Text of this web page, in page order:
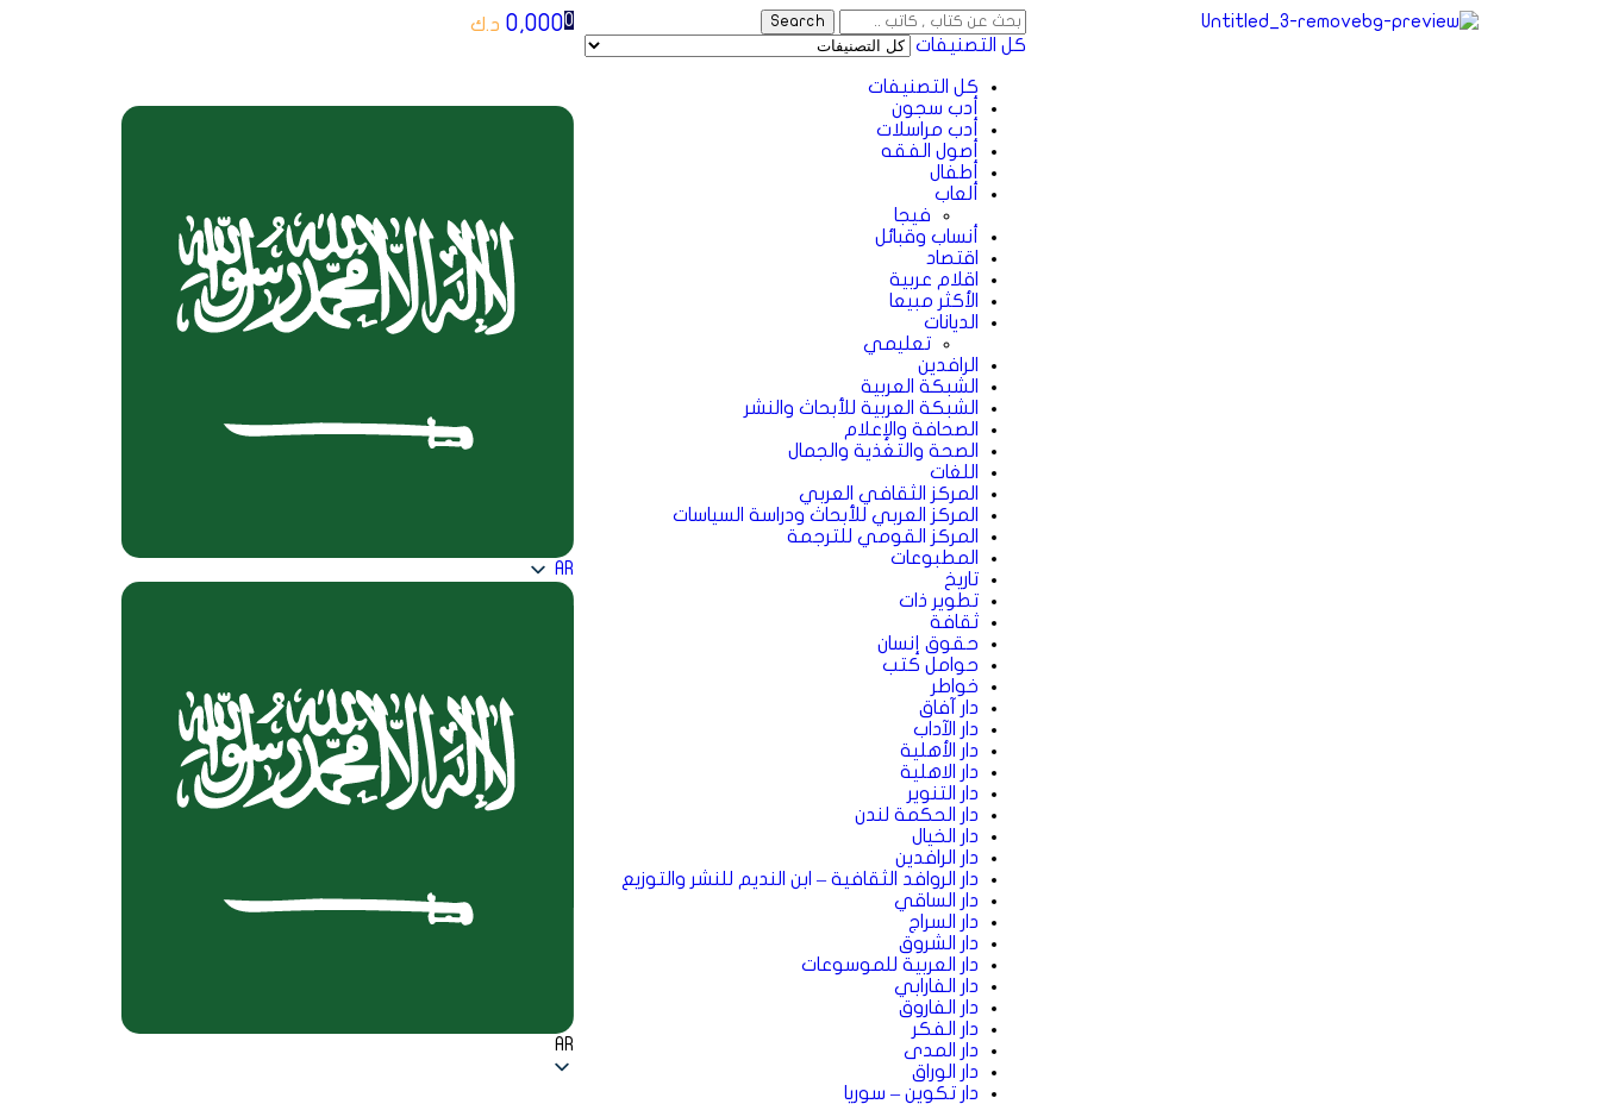
Search
كل التصنيفات
كل التصنيفات
أدب سجون
أدب مراسلات
أصول الفقه
أطفال
ألعاب
فيجا
أنساب وقبائل
اقتصاد
اقلام عربية
الأكثر مبيعا
الديانات
تعليمي
الرافدين
الشبكة العربية
الشبكة العربية للأبحاث والنشر
الصحافة والإعلام
الصحة والتغذية والجمال
اللغات
المركز الثقافي العربي
المركز العربي للأبحاث ودراسة السياسات
المركز القومي للترجمة
المطبوعات
تاريخ
تطوير ذات
ثقافة
حقوق إنسان
حوامل كتب
خواطر
دار آفاق
دار الآداب
دار الأهلية
دار الاهلية
دار التنوير
دار الحكمة لندن
دار الخيال
دار الرافدين
دار الروافد الثقافية – ابن النديم للنشر والتوزيع
دار الساقي
دار السراج
دار الشروق
دار العربية للموسوعات
دار الفارابي
دار الفاروق
دار الفكر
دار المدى
دار الوراق
دار تكوين – سوريا
0
0,000 د.ك
AR
AR